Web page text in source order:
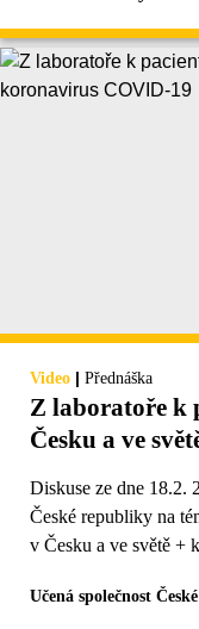
Video | Přednáška
Z laboratoře k
Česku a ve
Diskuse ze dne 18.2.
České republiky na
v Česku a ve světě +
Učená společnost